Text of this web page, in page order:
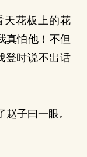
花板上的花
真怕他！不但
登时说不出话
子曰一眼。